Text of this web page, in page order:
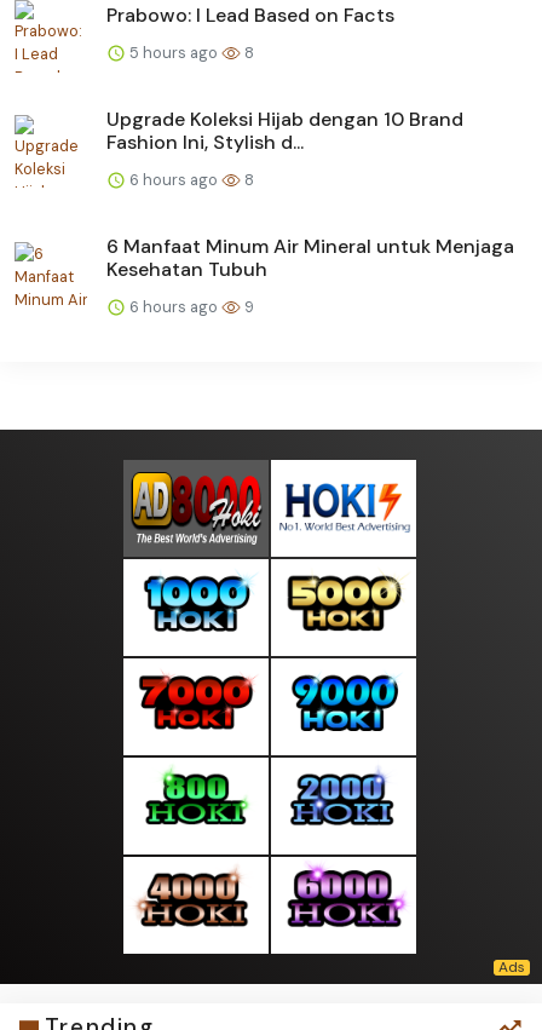
Prabowo: I Lead Based on Facts
5 hours ago 8
Upgrade Koleksi Hijab dengan 10 Brand
Fashion Ini, Stylish d...
6 hours ago 8
6 Manfaat Minum Air Mineral untuk Menjaga
Kesehatan Tubuh
6 hours ago 9